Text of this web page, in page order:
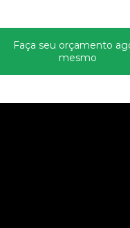
Faça seu orçamento
mesmo